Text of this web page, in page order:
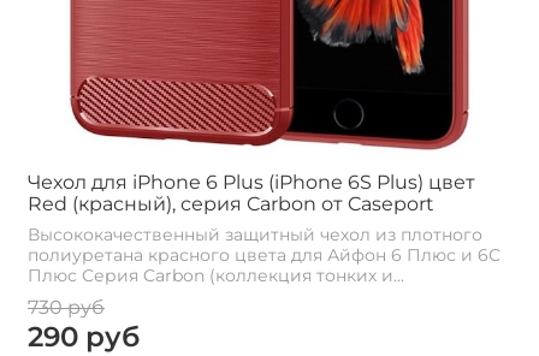
Чехол для iPhone 6 Plus (iPhone 6S Plus) цвет
Red (красный), серия Carbon от Caseport
Высококачественный защитный чехол из плотного
полиуретана красного цвета для Айфон 6 Плюс и 6С
Плюс Серия Carbon (коллекция тонких и...
730 руб
290 руб